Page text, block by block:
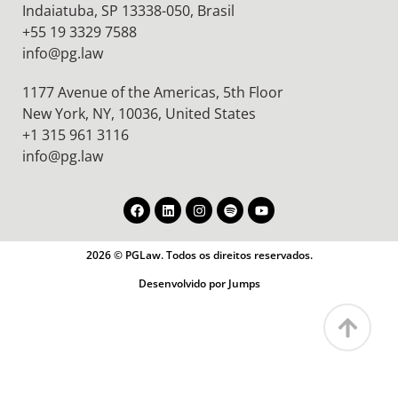
Indaiatuba, SP 13338-050, Brasil
+55 19 3329 7588
info@pg.law
1177 Avenue of the Americas, 5th Floor
New York, NY, 10036, United States
+1 315 961 3116
info@pg.law
2026 © PGLaw. Todos os direitos reservados.
Desenvolvido por Jumps